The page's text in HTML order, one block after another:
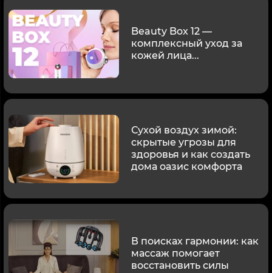
Beauty Box 12 —
комплексный уход за
кожей лица...
Сухой воздух зимой:
скрытые угрозы для
здоровья и как создать
дома оазис комфорта
В поисках гармонии: как
массаж помогает
восстановить силы